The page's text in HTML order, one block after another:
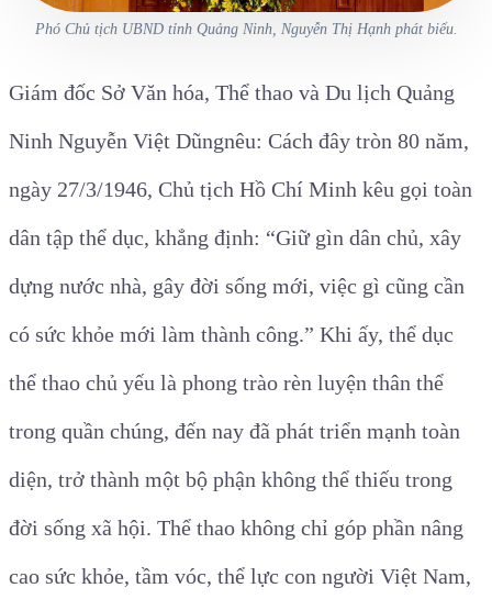
Phó Chủ tịch UBND tỉnh Quảng Ninh, Nguyễn Thị Hạnh phát biểu.
Giám đốc Sở Văn hóa, Thể thao và Du lịch Quảng
Ninh Nguyễn Việt Dũngnêu: Cách đây tròn 80 năm,
ngày 27/3/1946, Chủ tịch Hồ Chí Minh kêu gọi toàn
dân tập thể dục, khẳng định: “Giữ gìn dân chủ, xây
dựng nước nhà, gây đời sống mới, việc gì cũng cần
có sức khỏe mới làm thành công.” Khi ấy, thể dục
thể thao chủ yếu là phong trào rèn luyện thân thể
trong quần chúng, đến nay đã phát triển mạnh toàn
diện, trở thành một bộ phận không thể thiếu trong
đời sống xã hội. Thể thao không chỉ góp phần nâng
cao sức khỏe, tầm vóc, thể lực con người Việt Nam,